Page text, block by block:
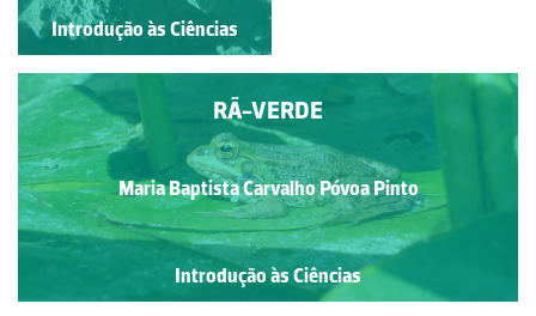
Introdução às Ciências
RÃ-VERDE
Maria Baptista Carvalho Póvoa Pinto
Introdução às Ciências
Introdução às Ciências